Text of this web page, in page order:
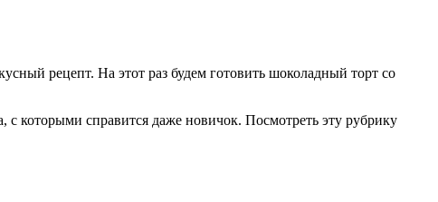
рецепт. На этот раз будем готовить шоколадный торт со
которыми справится даже новичок. Посмотреть эту рубрику